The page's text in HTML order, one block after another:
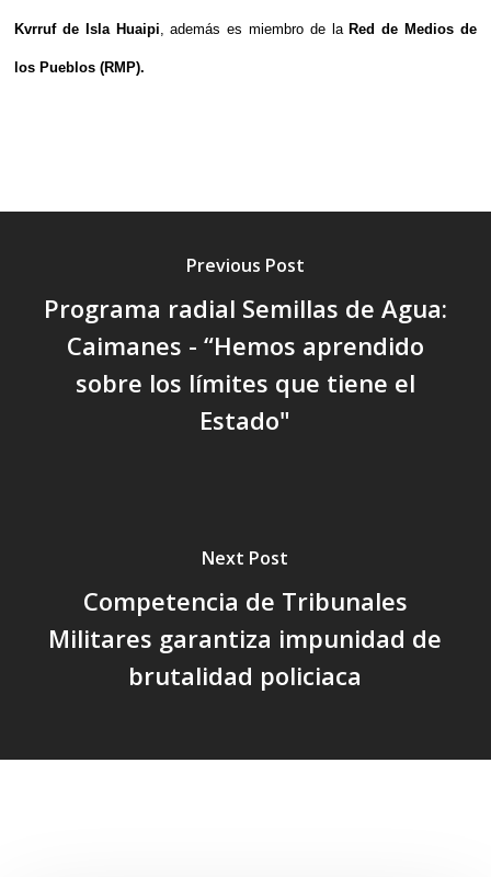
Kvrruf de Isla Huaipi, además es miembro de la Red de Medios de
los Pueblos (RMP).
Previous Post
Programa radial Semillas de Agua:
Caimanes - “Hemos aprendido
sobre los límites que tiene el
Estado"
Next Post
Competencia de Tribunales
Militares garantiza impunidad de
brutalidad policiaca